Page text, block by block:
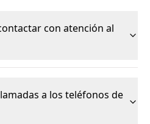
con atención al
a los teléfonos de